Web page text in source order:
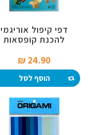
דפי קיפול אוריגמי
להכנת קופסאות
24.90 ₪‎
הוסף לסל